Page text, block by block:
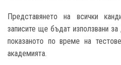
Представянето на всички
записите ще бъдат използвани
показаното по време на
академията.